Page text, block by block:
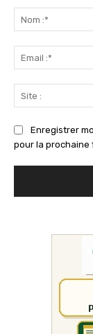
Enregistrer
pour la prochaine